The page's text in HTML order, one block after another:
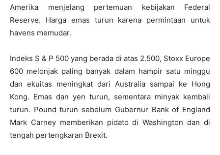
Amerika menjelang pertemuan kebijakan Federal
Reserve. Harga emas turun karena permintaan untuk
havens memudar.
Indeks S & P 500 yang berada di atas 2.500, Stoxx Europe
600 melonjak paling banyak dalam hampir satu minggu
dan ekuitas meningkat dari Australia sampai ke Hong
Kong. Emas dan yen turun, sementara minyak kembali
turun. Pound turun sebelum Gubernur Bank of England
Mark Carney memberikan pidato di Washington dan di
tengah pertengkaran Brexit.